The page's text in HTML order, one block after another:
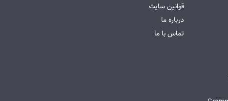
قوانین سایت
درباره ما
تماس با ما